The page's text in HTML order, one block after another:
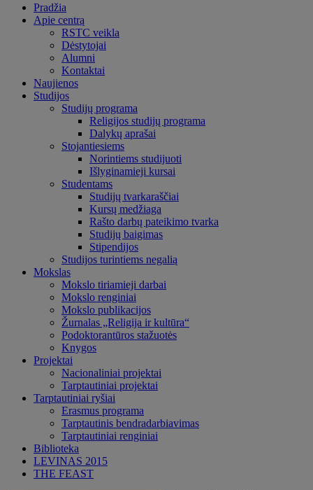
Pradžia
Apie centrą
RSTC veikla
Dėstytojai
Alumni
Kontaktai
Naujienos
Studijos
Studijų programa
Religijos studijų programa
Dalykų aprašai
Stojantiesiems
Norintiems studijuoti
Išlyginamieji kursai
Studentams
Studijų tvarkaraščiai
Kursų medžiaga
Rašto darbų pateikimo tvarka
Studijų baigimas
Stipendijos
Studijos turintiems negalią
Mokslas
Mokslo tiriamieji darbai
Mokslo renginiai
Mokslo publikacijos
Žurnalas „Religija ir kultūra“
Podoktorantūros stažuotės
Knygos
Projektai
Nacionaliniai projektai
Tarptautiniai projektai
Tarptautiniai ryšiai
Erasmus programa
Tarptautinis bendradarbiavimas
Tarptautiniai renginiai
Biblioteka
LEVINAS 2015
THE FEAST